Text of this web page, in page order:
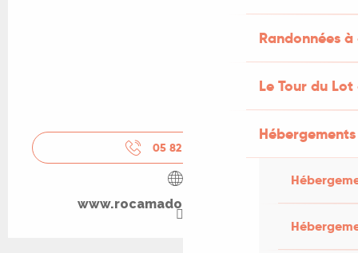
Randonnées
Le Tour du Lot
05 82 92 67
www.rocamadourfestival.com